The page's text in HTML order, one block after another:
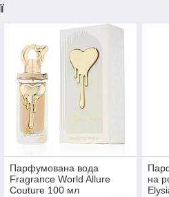
Парфумована вода
Fragrance World Allure
Couture 100 мл
на